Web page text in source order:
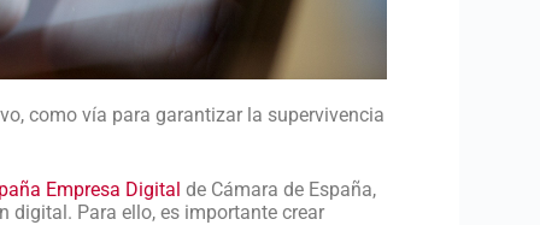
como vía para garantizar la supervivencia
Empresa Digital de Cámara de España,
digital. Para ello, es importante crear